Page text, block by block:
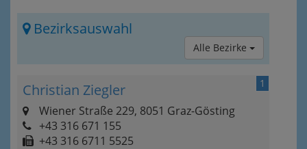
Bezirksauswahl
Alle Bezirke
1
Christian Ziegler
Wiener Straße 229, 8051 Graz-Gösting
+43 316 671 155
+43 316 6711 5525